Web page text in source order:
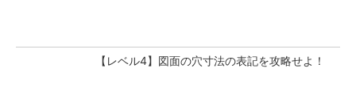
【レベル4】図面の穴寸法の表記を攻略せよ！